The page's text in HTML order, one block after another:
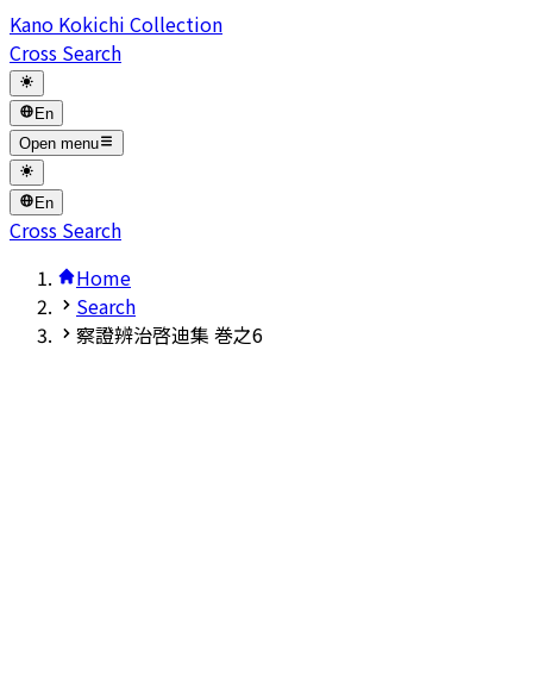
Kano Kokichi Collection
Cross Search
En
Open menu
En
Cross Search
Home
Search
察證辨治啓迪集 巻之6